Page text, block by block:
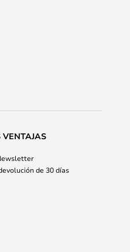
VENTAJAS
de 30 días